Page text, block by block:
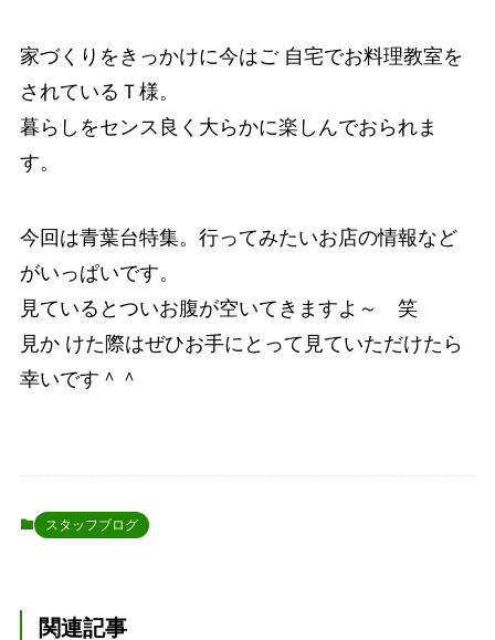
家づくりをきっかけに今はご 自宅でお料理教室を
されているＴ様。
暮らしをセンス良く大らかに楽しんでおられま
す。
今回は青葉台特集。行ってみたいお店の情報など
がいっぱいです。
見ているとついお腹が空いてきますよ～ 笑
見か けた際はぜひお手にとって見ていただけたら
幸いです＾＾
スタッフブログ
関連記事